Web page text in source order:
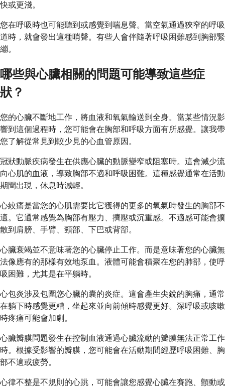
快或更淺。
您在呼吸時也可能聽到或感覺到喘息聲。當空氣通過狹窄的呼吸
道時，就會發出這種哨聲。有些人會伴隨著呼吸困難感到胸部緊
繃。
哪些與心臟相關的問題可能導致這些症
狀？
您的心臟不斷地工作，將血液和氧氣輸送到全身。當某些情況影
響到這個過程時，您可能會在胸部和呼吸方面有所感覺。讓我帶
您了解從常見到較少見的心血管原因。
冠狀動脈疾病發生在供應心臟的動脈變窄或阻塞時。這會減少流
向心肌的血液，導致胸部不適和呼吸困難。這種感覺通常在活動
期間出現，休息時減輕。
心絞痛是當您的心肌需要比它獲得的更多的氧氣時發生的胸部不
適。它通常感覺為胸部有壓力、擠壓或沉重感。不適感可能會擴
散到肩膀、手臂、頸部、下巴或背部。
心臟衰竭並不意味著您的心臟停止工作。而是意味著您的心臟無
法像應有的那樣有效地泵血。液體可能會積聚在您的肺部，使呼
吸困難，尤其是在平躺時。
心包炎涉及包圍您心臟的囊的炎症。這會產生尖銳的胸痛，通常
在躺下時感覺更糟，坐起來並向前傾時感覺更好。深呼吸或咳嗽
時疼痛可能會加劇。
心臟瓣膜問題發生在控制血液通過心臟流動的瓣膜無法正常工作
時。根據受影響的瓣膜，您可能會在活動期間經歷呼吸困難、胸
部不適或疲勞。
心律不整是不規則的心跳，可能會讓您感覺心臟在賽跑、顫動或